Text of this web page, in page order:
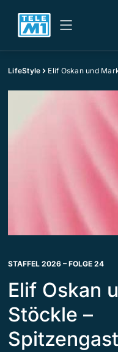
LifeStyle Elif Oskan und
STAFFEL 2026 – FOLGE 24
Elif Oskan
Stöckle –